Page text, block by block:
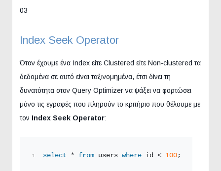
03
Index Seek Operator
Όταν έχουμε ένα Index είτε Clustered είτε Non-clustered τα
δεδομένα σε αυτό είναι ταξινομημένα, έτσι δίνει τη
δυνατότητα στον Query Optimizer να ψάξει να φορτώσει
μόνο τις εγραφές που πληρούν το κριτήριο που θέλουμε με
τον Index Seek Operator:
select * from users where id < 100 ;